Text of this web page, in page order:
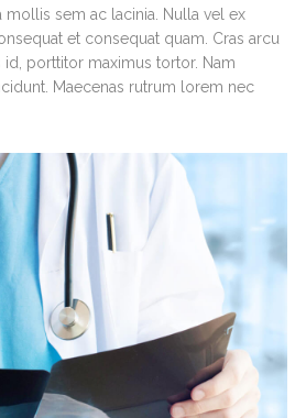
mollis sem ac lacinia. Nulla vel ex
et consequat quam. Cras arcu
porttitor maximus tortor. Nam
Maecenas rutrum lorem nec